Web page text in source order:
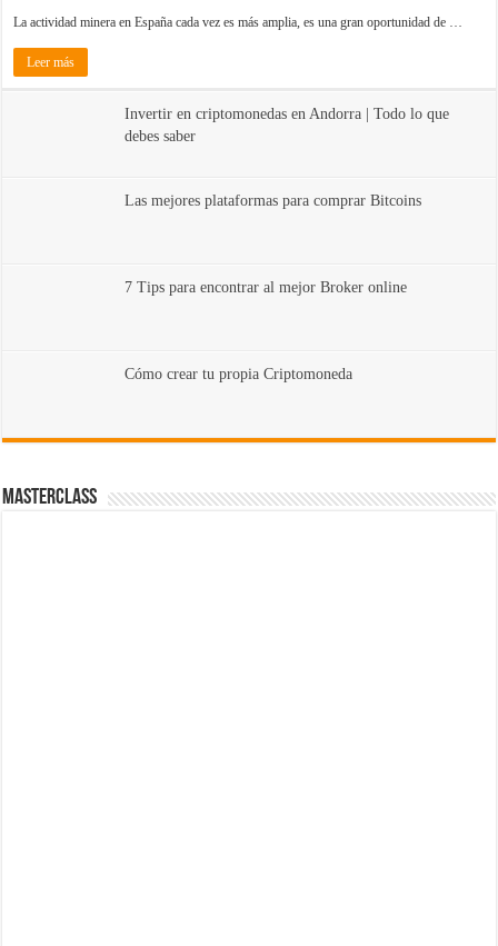
La actividad minera en España cada vez es más amplia, es una gran oportunidad de …
Leer más
Invertir en criptomonedas en Andorra | Todo lo que
debes saber
Las mejores plataformas para comprar Bitcoins
7 Tips para encontrar al mejor Broker online
Cómo crear tu propia Criptomoneda
MasterClass